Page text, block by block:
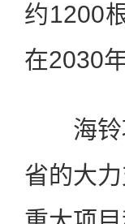
约1200
在2030
海铃项
省的大